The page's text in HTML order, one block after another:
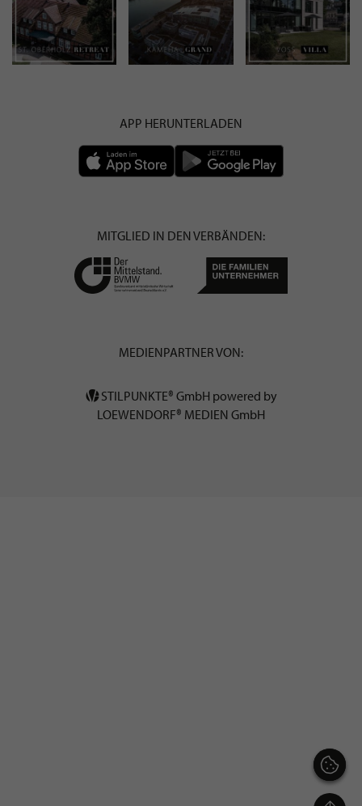
APP HERUNTERLADEN
MITGLIED IN DEN VERBÄNDEN:
MEDIENPARTNER VON:
STILPUNKTE® GmbH powered by
LOEWENDORF® MEDIEN GmbH